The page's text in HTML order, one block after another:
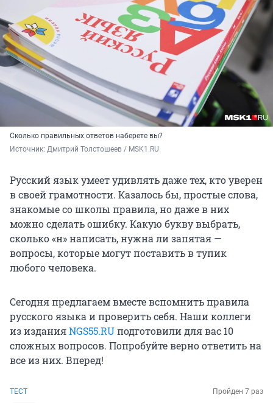
Сколько правильных ответов наберете вы?
Источник: Дмитрий Толстошеев / MSK1.RU
Русский язык умеет удивлять даже тех, кто уверен
в своей грамотности. Казалось бы, простые слова,
знакомые со школы правила, но даже в них
можно сделать ошибку. Какую букву выбрать,
сколько «н» написать, нужна ли запятая —
вопросы, которые могут поставить в тупик
любого человека.
Сегодня предлагаем вместе вспомнить правила
русского языка и проверить себя. Наши коллеги
из изданияNGS55.RUподготовили для вас 10
сложных вопросов. Попробуйте верно ответить на
все из них. Вперед!
ТЕСТ
Пройден 7 раз